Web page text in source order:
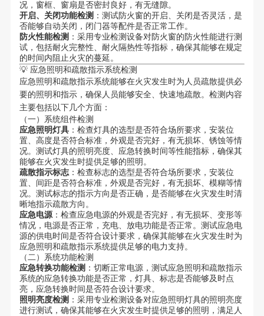
况，窗框、窗扇是否密封良好，有无缝隙。
开启、关闭功能检测 ：测试防火窗的开启、关闭是否灵活，是
否能够自动关闭，闭门器等配件是否正常工作。
防火性能检测 ：采用专业检测设备对防火窗的防火性能进行测
试，包括耐火完整性、耐火隔热性等指标，确保其能够在规定
的时间内阻止火灾的蔓延。
💡 应急照明和疏散指示系统检测
应急照明和疏散指示系统能够在火灾发生时为人员疏散提供必
要的照明和指示，确保人员能够安全、快速地疏散。检测内容
主要包括以下几个方面：
（一）系统组件检测
应急照明灯具：检查灯具的选型是否符合场所要求，安装位
置、高度是否符合标准，外观是否完好，有无损坏、锈蚀等情
况。测试灯具的照明亮度、应急转换时间等性能指标，确保其
能够在火灾发生时提供足够的照明。
疏散指示标志：检查标志的选型是否符合场所要求，安装位
置、间距是否符合标准，外观是否完好，有无损坏、模糊等情
况。测试标志的指示方向是否正确，是否能够在火灾发生时清
晰地指示疏散方向。
应急电源：检查应急电源的外观是否完好，有无损坏、变形等
情况，电源是否正常，充电、放电功能是否正常。测试应急电
源的供电时间是否符合设计要求，确保其能够在火灾发生时为
应急照明和疏散指示系统提供足够的电力支持。
（二）系统功能检测
应急转换功能检测 ：切断正常电源，测试应急照明和疏散指示
系统的应急转换功能是否正常，灯具、标志是否能够及时点
亮，应急转换时间是否符合设计要求。
照明亮度检测 ：采用专业检测设备对应急照明灯具的照明亮度
进行测试，确保其能够在火灾发生时提供足够的照明，满足人